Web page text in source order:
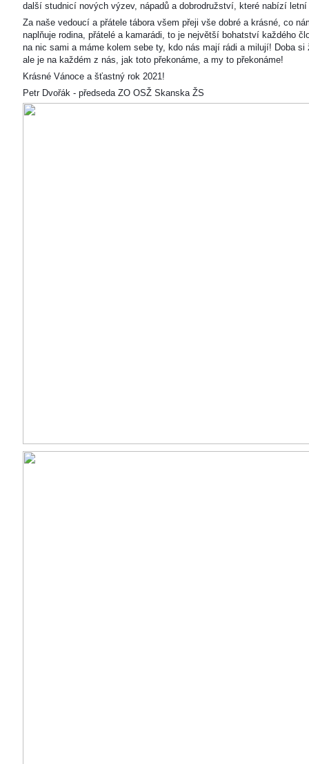
další studnicí nových výzev, nápadů a dobrodružství, které nabízí letní
Za naše vedoucí a přátele tábora všem přeji vše dobré a krásné, co
naplňuje rodina, přátelé a kamarádi, to je největší bohatství každého
na nic sami a máme kolem sebe ty, kdo nás mají rádi a milují! Doba
ale je na každém z nás, jak toto překonáme, a my to překonáme!
Krásné Vánoce a šťastný rok 2021!
Petr Dvořák - předseda ZO OSŽ Skanska ŽS